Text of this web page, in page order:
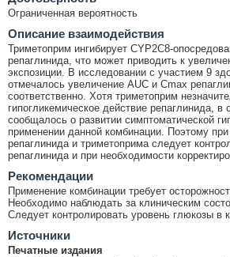
Ограниченная вероятность
Описание взаимодействия
Триметоприм ингибирует CYP2C8-
репаглинида, что может приводить к
экспозиции. В исследовании с участием 9
отмечалось увеличение AUC и Cmax
соответственно. Хотя триметоприм
гипогликемическое действие репаглинида, в
сообщалось о развитии симптоматической
применении данной комбинации. Поэтому
репаглинида и триметоприма следует
репаглинида и при необходимости
Рекомендации
Применение комбинации требует
Необходимо наблюдать за клиническим
Следует контролировать уровень глюкозы в
Источники
Печатные издания